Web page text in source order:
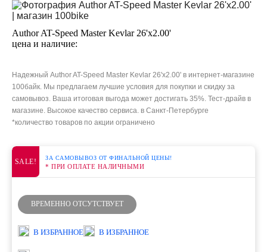
Author AT-Speed Master Kevlar 26'x2.00'
цена и наличие:
Надежный Author AT-Speed Master Kevlar 26'x2.00' в интернет-магазине
100байк. Мы предлагаем лучшие условия для покупки и скидку за
самовывоз. Ваша итоговая выгода может достигать 35%. Тест-драйв в
магазине. Высокое качество сервиса. в Санкт-Петербурге
*количество товаров по акции ограничено
SALE! ЗА САМОВЫВОЗ ОТ ФИНАЛЬНОЙ ЦЕНЫ!
* ПРИ ОПЛАТЕ НАЛИЧНЫМИ
ВРЕМЕННО ОТСУТСТВУЕТ
В ИЗБРАННОЕ В ИЗБРАННОЕ